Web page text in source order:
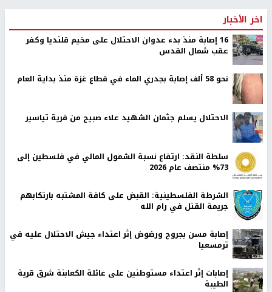
اخر الأخبار
16 إصابة منذ بدء عدوان الاحتلال على مخيم قلنديا وكفر
عقب شمال القدس
نحو 58 ألف إصابة بجدري الماء في قطاع غزة منذ بداية العام
الاحتلال يسلم جثمان الشهيد علاء صبيح من قرية تياسير
سلطة النقد: ارتفاع نسبة الشمول المالي في فلسطين إلى
73% منتصف عام 2026
الشرطة الفلسطينية: القبض على كافة المشتبه بارتكابهم
جريمة القتل في رام الله
إصابة مسن بجروح ورضوض إثر اعتداء جيش الاحتلال عليه في
ترمسعيا
‏إصابات إثر اعتداء مستوطنين على عائلة الكعابنة شرق قرية
الطيبة